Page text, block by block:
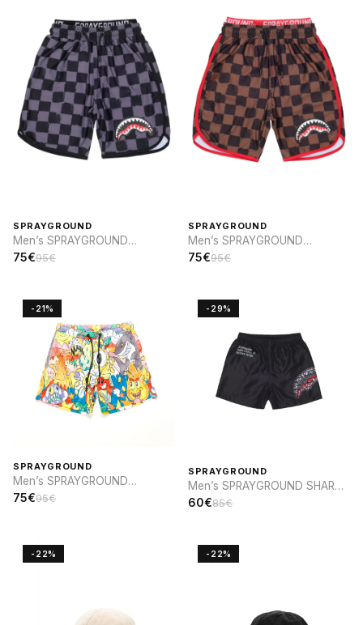
SPRAYGROUND
Men’s SPRAYGROUND
VANQUISH SWIM
75€95€
SPRAYGROUND
Men’s SPRAYGROUND
VANQUISH SWIM
75€95€
-21%
SPRAYGROUND
Men’s SPRAYGROUND
PERSONAJES DIBUJOS
75€95€
-29%
SPRAYGROUND
Men’s SPRAYGROUND SHARK
CENTRAL INFINITY SWIM
60€85€
-22% -22%